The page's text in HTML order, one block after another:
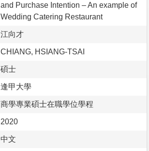
and Purchase Intention – An example of
Wedding Catering Restaurant
江向才
CHIANG, HSIANG-TSAI
碩士
逢甲大學
商學專業碩士在職學位學程
2020
中文